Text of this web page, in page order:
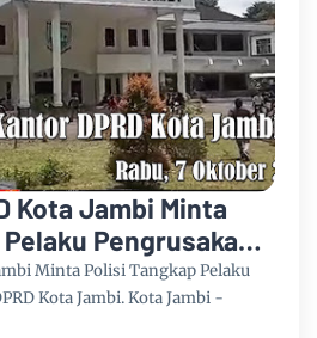
Kota Jambi Minta
Pengrusakan
Jambi
Minta Polisi Tangkap Pelaku
Kota Jambi. Kota Jambi -